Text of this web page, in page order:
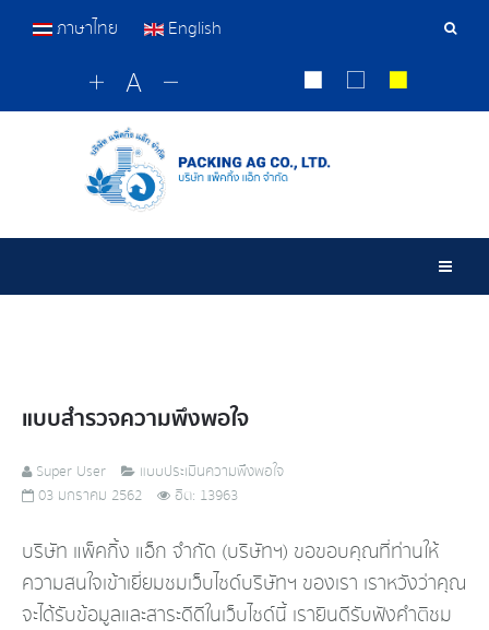
เครื่อ
ภาษาไทย English
แบบสำรวจความพึงพอใจ
Super User
แบบประเมินความพึงพอใจ
03 มกราคม 2562
ฮิต: 13963
บริษัท แพ็คกิ้ง แอ็ก จำกัด (บริษัทฯ) ขอขอบคุณที่ท่านให้
ความสนใจเข้าเยี่ยมชมเว็บไซด์บริษัทฯ ของเรา เราหวังว่าคุณ
จะได้รับข้อมูลและสาระดีดีในเว็บไซด์นี้ เรายินดีรับฟังคำติชม